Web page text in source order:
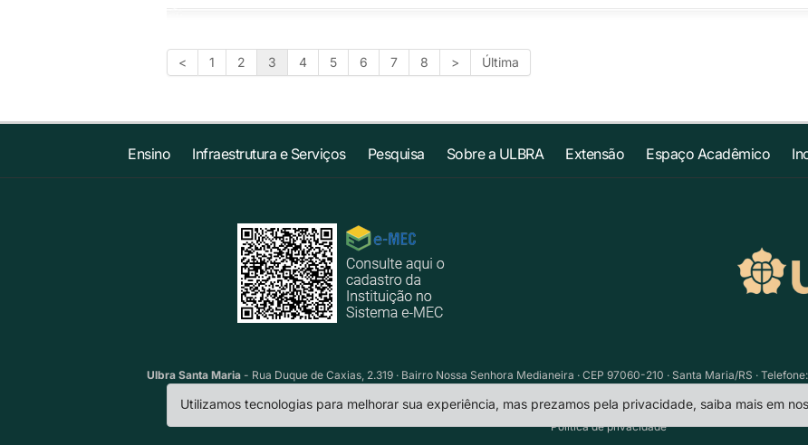
< 1 2 3 4 5 6 7 8 > Última
Ensino Infraestrutura e Serviços Pesquisa Sobre a ULBRA Extensão Espaço Acadêmico
Ulbra Santa Maria - Rua Duque de Caxias, 2.319 · Bairro Nossa Senhora Medianeira · CEP 97060-210 · Santa Maria/RS ·
Política de privacidade
Utilizamos tecnologias para melhorar sua experiência, mas prezamos pela privacidade, saiba mais em